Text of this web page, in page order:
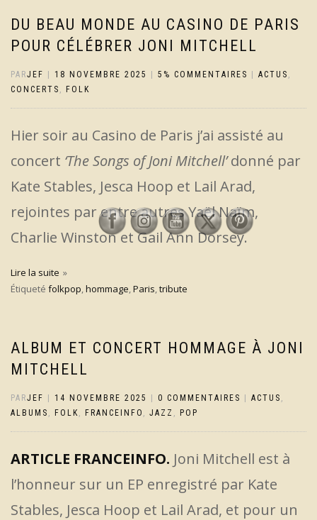
DU BEAU MONDE AU CASINO DE PARIS
POUR CÉLÉBRER JONI MITCHELL
PARJEF 18 NOVEMBRE 2025 5% COMMENTAIRES ACTUS ,
CONCERTS , FOLK
Hier soir au Casino de Paris j’ai assisté au
concert ‘The Songs of Joni Mitchell’donné par
Kate Stables, Jesca Hoop et Lail Arad,
rejointes par entre autres Yaël Naïm,
Charlie Winston et Gail Ann Dorsey.
Lire la suite
Étiqueté folkpop,hommage,Paris,tribute
ALBUM ET CONCERT HOMMAGE À JONI
MITCHELL
PARJEF 14 NOVEMBRE 2025 0 COMMENTAIRES ACTUS ,
ALBUMS , FOLK, FRANCEINFO , JAZZ , POP
ARTICLE FRANCEINFO. Joni Mitchell est à
l’honneur sur un EP enregistré par Kate
Stables, Jesca Hoop et Lail Arad, et pour un